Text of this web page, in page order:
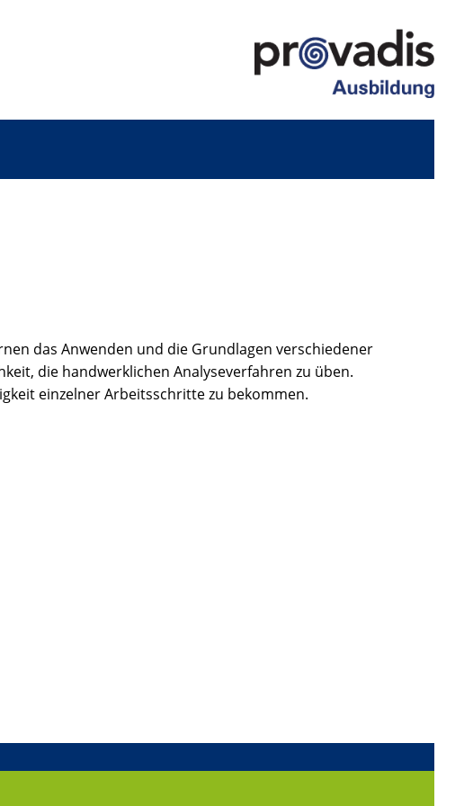
das Anwenden und die Grundlagen verschiedener
die handwerklichen Analyseverfahren zu üben.
einzelner Arbeitsschritte zu bekommen.